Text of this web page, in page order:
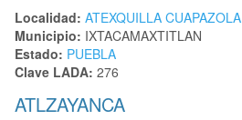
Localidad: ATEXQUILLA CUAPAZOLA
Municipio: IXTACAMAXTITLAN
Estado: PUEBLA
Clave LADA: 276
ATLZAYANCA